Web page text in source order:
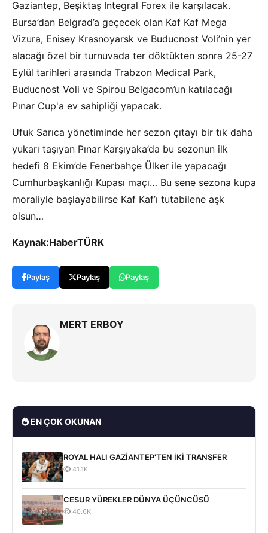
Gaziantep, Beşiktaş Integral Forex ile karşılacak.
Bursa’dan Belgrad’a geçecek olan Kaf Kaf Mega
Vizura, Enisey Krasnoyarsk ve Buducnost Voli’nin yer
alacağı özel bir turnuvada ter döktükten sonra 25-27
Eylül tarihleri arasında Trabzon Medical Park,
Buducnost Voli ve Spirou Belgacom’un katılacağı
Pınar Cup'a ev sahipliği yapacak.
Ufuk Sarıca yönetiminde her sezon çıtayı bir tık daha
yukarı taşıyan Pınar Karşıyaka’da bu sezonun ilk
hedefi 8 Ekim’de Fenerbahçe Ülker ile yapacağı
Cumhurbaşkanlığı Kupası maçı… Bu sene sezona kupa
moraliyle başlayabilirse Kaf Kaf’ı tutabilene aşk
olsun…
Kaynak:HaberTÜRK
Paylaş Paylaş Paylaş
MERT ERBOY
EN ÇOK OKUNAN
ROYAL HALI GAZİANTEP'TEN İKİ TRANSFER
41.1K
CESUR YÜREKLER DÜNYA ÜÇÜNCÜSÜ
40.6K